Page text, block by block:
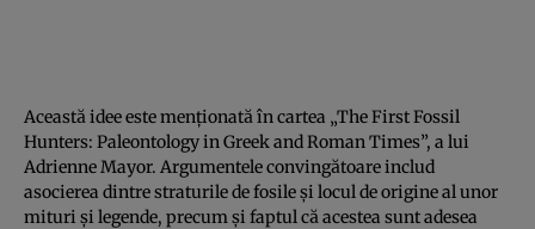
Această idee este menționată în cartea „The First Fossil
Hunters: Paleontology in Greek and Roman Times”, a lui
Adrienne Mayor. Argumentele convingătoare includ
asocierea dintre straturile de fosile și locul de origine al unor
mituri și legende, precum și faptul că acestea sunt adesea